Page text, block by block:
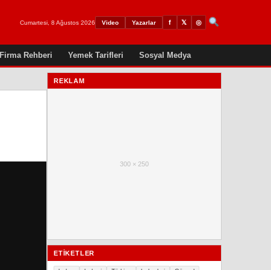
Cumartesi, 8 Ağustos 2026 Video Yazarlar f 𝕏 ◎
Firma Rehberi Yemek Tarifleri Sosyal Medya
REKLAM
300 × 250
ETIKETLER